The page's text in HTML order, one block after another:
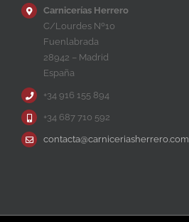
Carnicerías Herrero
C/Lourdes Nº10
Fuenlabrada
28942 – Madrid
España
+34 916 155 894
+34 687 710 592
contacta@carniceriasherrero.com